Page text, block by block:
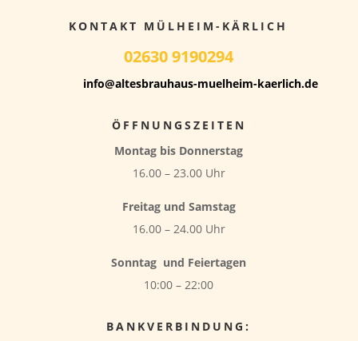
KONTAKT MÜLHEIM-KÄRLICH
02630 9190294
info@altesbrauhaus-muelheim-kaerlich.de
ÖFFNUNGSZEITEN
Montag bis Donnerstag
16.00 – 23.00 Uhr
Freitag und Samstag
16.00 – 24.00 Uhr
Sonntag und Feiertagen
10:00 – 22:00
BANKVERBINDUNG: